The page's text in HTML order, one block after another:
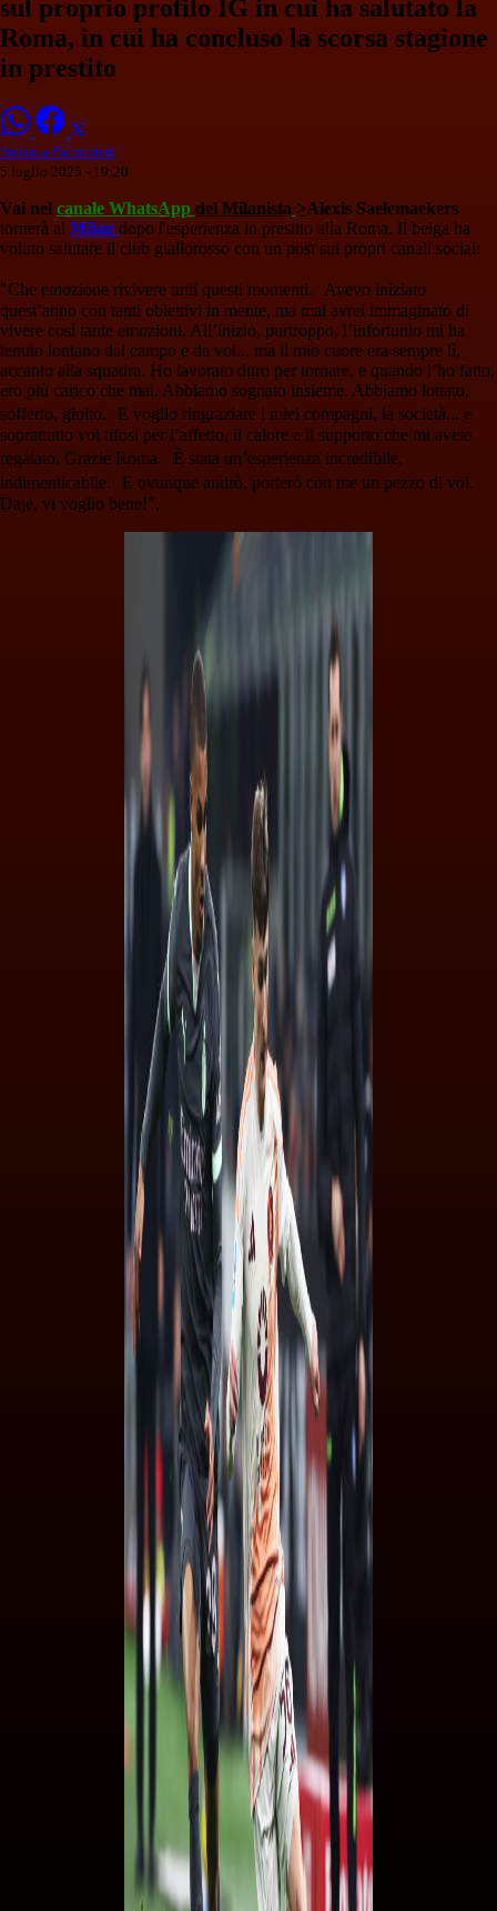
sul proprio profilo IG in cui ha salutato la
Roma, in cui ha concluso la scorsa stagione
in prestito
Stefania Palminteri
5 luglio 2025 - 19:20
Vai nel canale WhatsApp del Milanista >Alexis Saelemaekers
tornerà al Milan dopo l'esperienza in prestito alla Roma. Il belga ha
voluto salutare il club giallorosso con un post sui propri canali social:
"Che emozione rivivere tutti questi momenti. Avevo iniziato
quest’anno con tanti obiettivi in mente, ma mai avrei immaginato di
vivere così tante emozioni. All’inizio, purtroppo, l’infortunio mi ha
tenuto lontano dal campo e da voi... ma il mio cuore era sempre lì,
accanto alla squadra. Ho lavorato duro per tornare, e quando l’ho fatto,
ero più carico che mai. Abbiamo sognato insieme. Abbiamo lottato,
sofferto, gioito. E voglio ringraziare i miei compagni, la società... e
soprattutto voi tifosi per l’affetto, il calore e il supporto che mi avete
regalato. Grazie Roma. È stata un’esperienza incredibile,
indimenticabile. E ovunque andrò, porterò con me un pezzo di voi.
Daje, vi voglio bene!".